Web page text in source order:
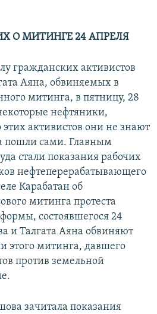
О МИТИНГЕ 24 АПРЕЛЯ
гражданских активистов
Аяна, обвиняемых в
митинга, в пятницу, 28
нефтяники,
активистов они не знают
пошли сами. Главным
стали показания рабочих
нефтеперерабатывающего
Карабатан об
митинга протеста
состоявшегося 24
и Талгата Аяна обвиняют
этого митинга, давшего
против земельной
зачитала показания